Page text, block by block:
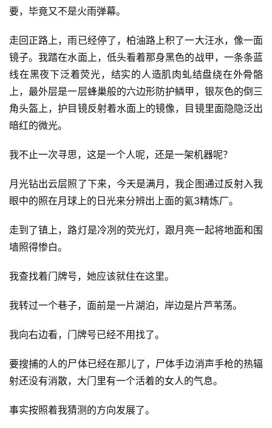
要，毕竟又不是火雨弹幕。
走回正路上，雨已经停了，柏油路上积了一大汪水，像一面
镜子。我踏在水面上，低头看着那身黑色的战甲，一条条蓝
线在黑夜下泛着荧光，结实的人造肌肉虬结盘绕在外骨骼
上，最外层是一层蜂巢般的六边形防护鳞甲，银灰色的倒三
角头盔上，护目镜反射着水面上的镜像，目镜里面隐隐泛出
暗红的微光。
我不止一次寻思，这是一个人呢，还是一架机器呢？
月光钻出云层照了下来，今天是满月，我企图通过反射入我
眼中的照在月球上的日光来分辨出上面的氦3精炼厂。
走到了镇上，路灯是冷冽的荧光灯，跟月亮一起将地面和围
墙照得惨白。
我查找着门牌号，她应该就住在这里。
我转过一个巷子，面前是一片湖泊，岸边是片芦苇荡。
我向右边看，门牌号已经不用找了。
要搜捕的人的尸体已经在那儿了，尸体手边消声手枪的热辐
射还没有消散，大门里有一个活着的女人的气息。
事实按照着我猜测的方向发展了。